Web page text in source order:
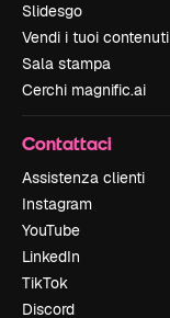
Slidesgo
Vendi i tuoi contenuti
Sala stampa
Cerchi magnific.ai
Contattaci
Assistenza clienti
Instagram
YouTube
LinkedIn
TikTok
Discord